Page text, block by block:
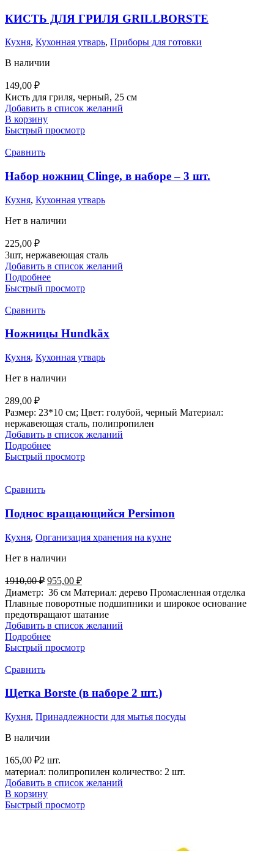
КИСТЬ ДЛЯ ГРИЛЯ GRILLBORSTE
Кухня, Кухонная утварь, Приборы для готовки
В наличии
149,00 ₽
Кисть для гриля, черный, 25 см
Добавить в список желаний
В корзину
Быстрый просмотр
Сравнить
Набор ножниц Clinge, в наборе – 3 шт.
Кухня, Кухонная утварь
Нет в наличии
225,00 ₽
3шт, нержавеющая сталь
Добавить в список желаний
Подробнее
Быстрый просмотр
Сравнить
Ножницы Hundkäx
Кухня, Кухонная утварь
Нет в наличии
289,00 ₽
Размер: 23*10 см; Цвет: голубой, черный Материал:
нержавеющая сталь, полипропилен
Добавить в список желаний
Подробнее
Быстрый просмотр
Сравнить
Поднос вращающийся Persimon
Кухня, Организация хранения на кухне
Нет в наличии
1910,00₽ Первоначальная
цена
составляла
1910,00 ₽.
955,00 ₽Текущая
цена:
955,00 ₽.
Диаметр: 36 см Материал: дерево Промасленная отделка
Плавные поворотные подшипники и широкое основание
предотвращают шатание
Добавить в список желаний
Подробнее
Быстрый просмотр
Сравнить
Щетка Borste (в наборе 2 шт.)
Кухня, Принадлежности для мытья посуды
В наличии
165,00 ₽2 шт.
материал: полипропилен количество: 2 шт.
Добавить в список желаний
В корзину
Быстрый просмотр